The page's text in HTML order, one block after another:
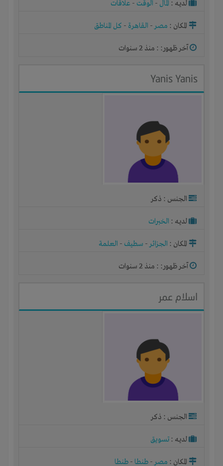
لديـه : المال - الوقت - علاقات
المكان : مصر- القاهرة - كل المناطق
آخر ظهور: : منذ 2 سنوات
Yanis Yanis
الجنس : ذكر
لديـه : الخبرات
المكان : الجزائر- سطيف - العلمة
آخر ظهور: : منذ 2 سنوات
اسلام عمر
الجنس : ذكر
لديـه : تسويق
المكان : مصر- طنطا - طنطا